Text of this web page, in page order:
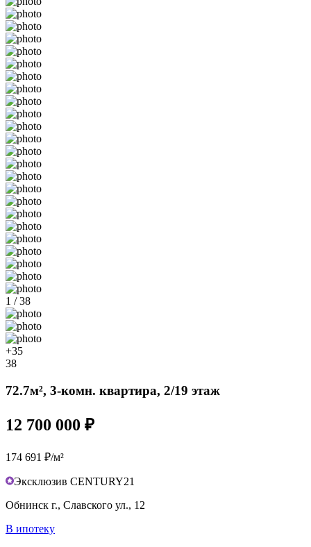
1 / 38
+35
38
72.7м², 3-комн. квартира, 2/19 этаж
12 700 000 ₽
174 691 ₽/м²
Эксклюзив CENTURY21
Обнинск г., Славского ул., 12
В ипотеку